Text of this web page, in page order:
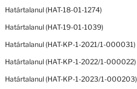
Határtalanul (HAT-18-01-1274)
Határtalanul (HAT-19-01-1039)
Határtalanul (HAT-KP-1-2021/1-000031)
Határtalanul (HAT-KP-1-2022/1-000022)
Határtalanul (HAT-KP-1-2023/1-000203)